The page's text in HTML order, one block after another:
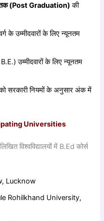
(Post Graduation) की
के उम्मीदवारों के लिए न्यूनतम
उम्मीदवारों के लिए न्यूनतम
को सरकारी नियमों के अनुसार अंक में
Universities
विश्वविद्यालयों में B.Ed कोर्स
Lucknow
Rohilkhand University,